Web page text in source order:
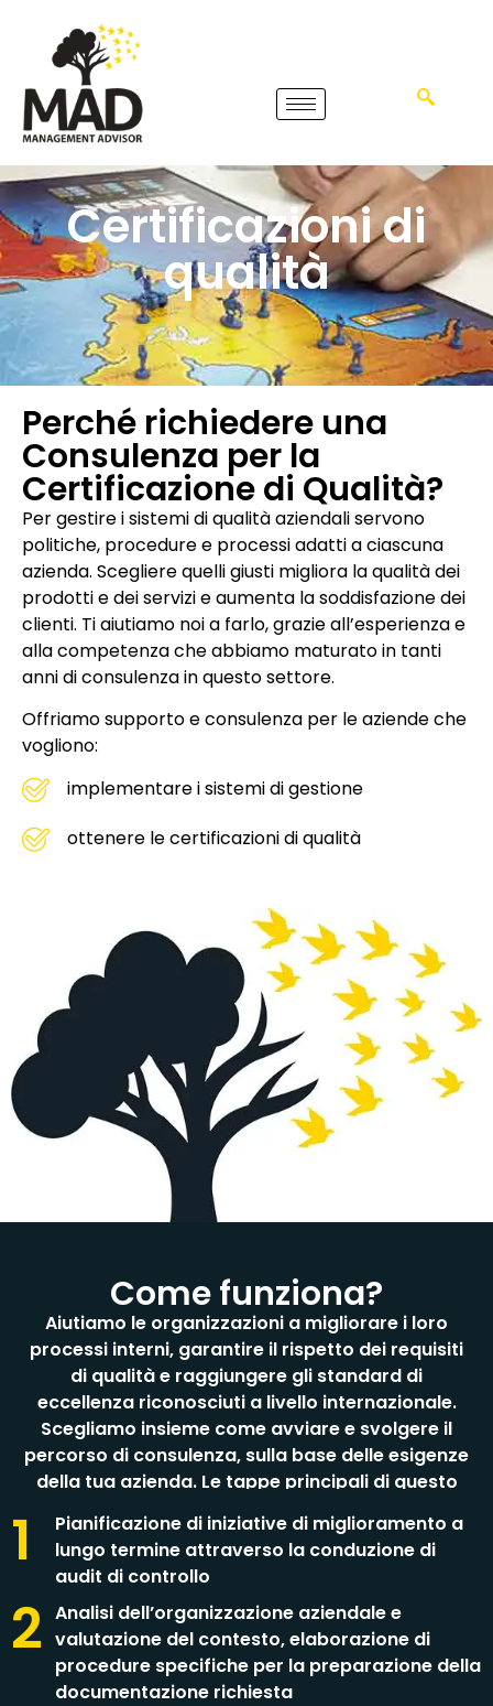
Certificazioni di
qualità
Perché richiedere una
Consulenza per la
Certificazione di Qualità?
Per gestire i sistemi di qualità aziendali servono
politiche, procedure e processi adatti a ciascuna
azienda. Scegliere quelli giusti migliora la qualità dei
prodotti e dei servizi e aumenta la soddisfazione dei
clienti. Ti aiutiamo noi a farlo, grazie all’esperienza e
alla competenza che abbiamo maturato in tanti
anni di consulenza in questo settore.
Offriamo supporto e consulenza per le aziende che
vogliono:
implementare i sistemi di gestione
ottenere le certificazioni di qualità
Come funziona?
Aiutiamo le organizzazioni a migliorare i loro
processi interni, garantire il rispetto dei requisiti
di qualità e raggiungere gli standard di
eccellenza riconosciuti a livello internazionale.
Scegliamo insieme come avviare e svolgere il
percorso di consulenza, sulla base delle esigenze
della tua azienda. Le tappe principali di questo
1
Pianificazione di iniziative di miglioramento a
lungo termine attraverso la conduzione di
audit di controllo
2 Analisi dell’organizzazione aziendale e
valutazione del contesto, elaborazione di
procedure specifiche per la preparazione della
documentazione richiesta